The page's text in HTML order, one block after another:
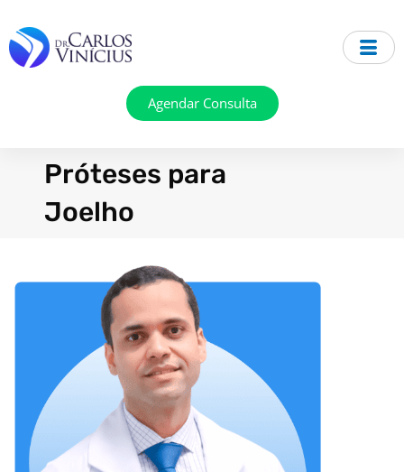
para
conteúdo
Agendar Consulta
Próteses para
Joelho